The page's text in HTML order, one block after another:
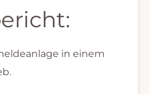
in einem